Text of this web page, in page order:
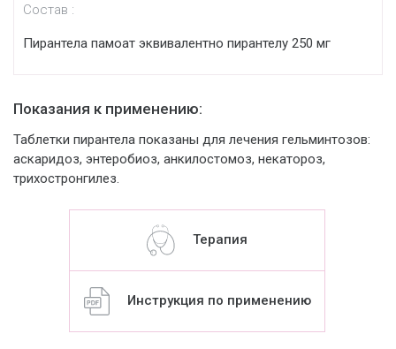
Состав :
Пирантела памоат эквивалентно пирантелу 250 мг
Показания к применению:
Таблетки пирантела показаны для лечения гельминтозов:
аскаридоз, энтеробиоз, анкилостомоз, некатороз,
трихостронгилез.
Терапия
Инструкция по применению